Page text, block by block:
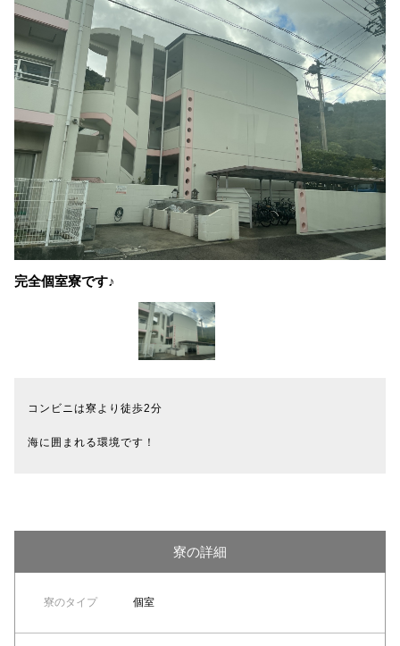
完全個室寮です♪
コンビニは寮より徒歩2分
海に囲まれる環境です！
寮の詳細
寮のタイプ 個室